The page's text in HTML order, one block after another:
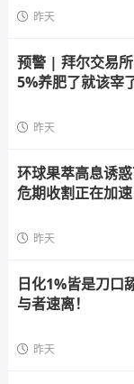
昨天
预警 | 拜尔交易
5%养肥了就该宰
昨天
环球果萃高息诱
危期收割正在加速
昨天
日化1%皆是刀口
与者速离！
昨天